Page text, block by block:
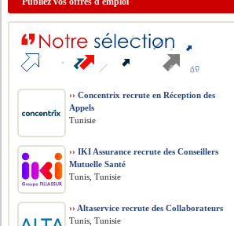
›› Concentrix recrute en Réception des
Appels
Tunisie
›› IKI Assurance recrute des Conseillers
Mutuelle Santé
Tunis, Tunisie
›› Altaservice recrute des Collaborateurs
Tunis, Tunisie